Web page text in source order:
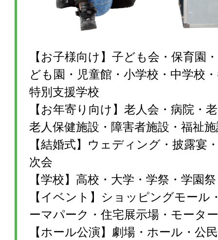
【お子様向け】子ども会・保育園
ども園・児童館・小学校・中学校
特別支援学校
【お年寄り向け】老人会・病院・
老人保健施設・障害者施設・福祉
【結婚式】ウェディング・披露宴
次会
【学校】高校・大学・学祭・学園
【イベント】ショッピングモール
ーマパーク・住宅展示場・モータ
【ホール公演】劇場・ホール・公